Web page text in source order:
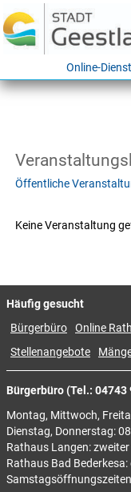
Online-
Öffentliche
Keine Veranstaltung
Bürgerbüro (Tel.: 04743
Montag, Mittwoch,
Dienstag, Donnerstag:
Rathaus Langen:
Rathaus Bad
Häufig gesucht
Bürgerbüro Online
Stellenangebote